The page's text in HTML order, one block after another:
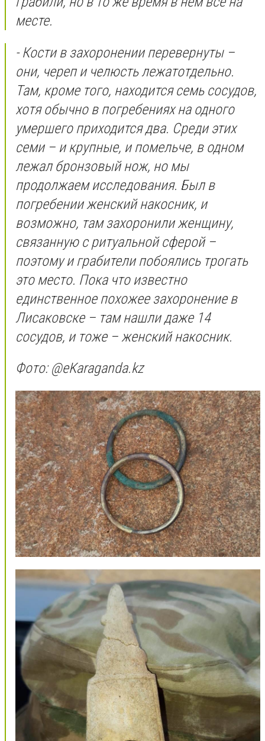
месте.
- Кости в захоронении перевернуты –
они, череп и челюсть лежатотдельно.
Там, кроме того, находится семь сосудов,
хотя обычно в погребениях на одного
умершего приходится два. Среди этих
семи – и крупные, и помельче, в одном
лежал бронзовый нож, но мы
продолжаем исследования. Был в
погребении женский накосник, и
возможно, там захоронили женщину,
связанную с ритуальной сферой –
поэтому и грабители побоялись трогать
это место. Пока что известно
единственное похожее захоронение в
Лисаковске – там нашли даже 14
сосудов, и тоже – женский накосник.
Фото: @еKaraganda.kz